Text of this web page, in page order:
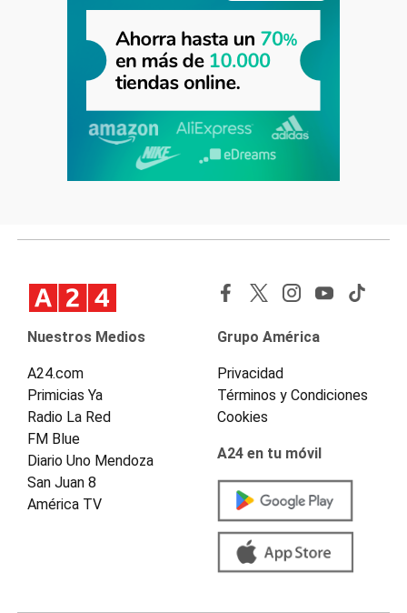
Nuestros Medios
A24.com
Primicias Ya
Radio La Red
FM Blue
Diario Uno Mendoza
San Juan 8
América TV
Grupo América
Privacidad
Términos y Condiciones
Cookies
A24 en tu móvil